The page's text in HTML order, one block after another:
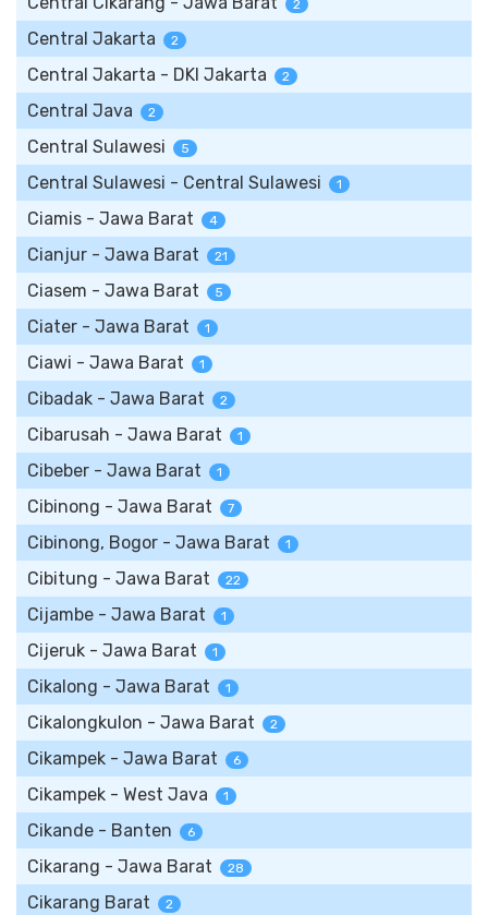
2
Central Jakarta 2
Central Jakarta - DKI Jakarta 2
Central Java 2
Central Sulawesi 5
Central Sulawesi - Central Sulawesi 1
Ciamis - Jawa Barat 4
Cianjur - Jawa Barat 21
Ciasem - Jawa Barat 5
Ciater - Jawa Barat 1
Ciawi - Jawa Barat 1
Cibadak - Jawa Barat 2
Cibarusah - Jawa Barat 1
Cibeber - Jawa Barat 1
Cibinong - Jawa Barat 7
Cibinong, Bogor - Jawa Barat 1
Cibitung - Jawa Barat 22
Cijambe - Jawa Barat 1
Cijeruk - Jawa Barat 1
Cikalong - Jawa Barat 1
Cikalongkulon - Jawa Barat 2
Cikampek - Jawa Barat 6
Cikampek - West Java 1
Cikande - Banten 6
Cikarang - Jawa Barat 28
Cikarang Barat 2